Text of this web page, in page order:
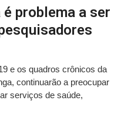
problema a ser
e os quadros crônicos da
continuarão a preocupar
serviços de saúde,